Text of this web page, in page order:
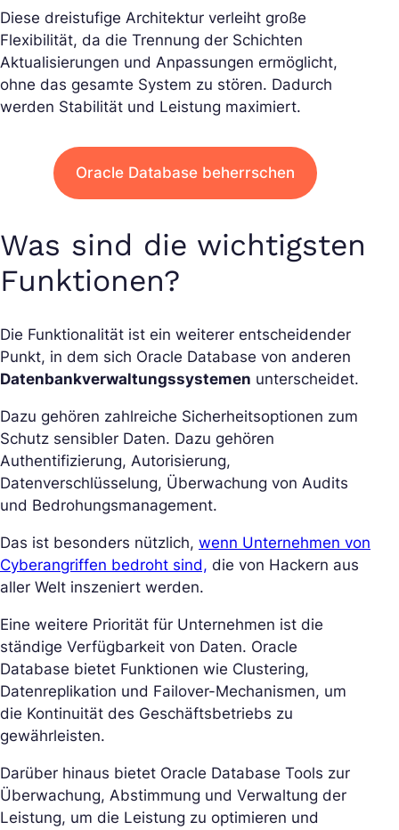
Diese dreistufige Architektur verleiht große
Flexibilität, da die Trennung der Schichten
Aktualisierungen und Anpassungen ermöglicht,
ohne das gesamte System zu stören. Dadurch
werden Stabilität und Leistung maximiert.
Oracle Database beherrschen
Was sind die wichtigsten
Funktionen?
Die Funktionalität ist ein weiterer entscheidender
Punkt, in dem sich Oracle Database von anderen
Datenbankverwaltungssystemen unterscheidet.
Dazu gehören zahlreiche Sicherheitsoptionen zum
Schutz sensibler Daten. Dazu gehören
Authentifizierung, Autorisierung,
Datenverschlüsselung, Überwachung von Audits
und Bedrohungsmanagement.
Das ist besonders nützlich, wenn Unternehmen von
Cyberangriffen bedroht sind, die von Hackern aus
aller Welt inszeniert werden.
Eine weitere Priorität für Unternehmen ist die
ständige Verfügbarkeit von Daten. Oracle
Database bietet Funktionen wie Clustering,
Datenreplikation und Failover-Mechanismen, um
die Kontinuität des Geschäftsbetriebs zu
gewährleisten.
Darüber hinaus bietet Oracle Database Tools zur
Überwachung, Abstimmung und Verwaltung der
Leistung, um die Leistung zu optimieren und